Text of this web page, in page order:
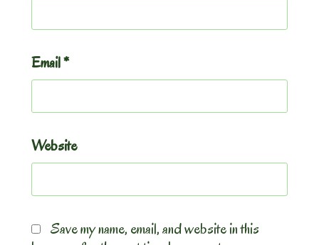
Email*
Website
Save my name, email, and website in this